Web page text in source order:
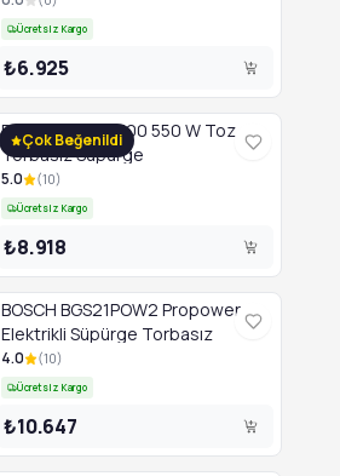
Ücretsiz Kargo
₺6.925
Çok Beğenildi
Bosch BGC21X300 550 W Toz
Torbasız Süpürge
5.0 (10)
Ücretsiz Kargo
₺8.918
BOSCH BGS21POW2 Propower
Elektrikli Süpürge Torbasız
4.0 (10)
Ücretsiz Kargo
₺10.647